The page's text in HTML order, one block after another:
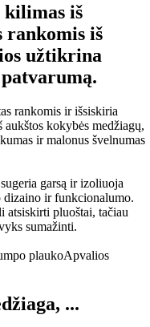
kilimas iš
rankomis iš
užtikrina
rankomis ir išsiskiria
aukštos kokybės medžiagų,
ir malonus švelnumas
garsą ir izoliuoja
dizaino ir funkcionalumo.
atsiskirti pluoštai, tačiau
sumažinti.
plaukoApvalios
...